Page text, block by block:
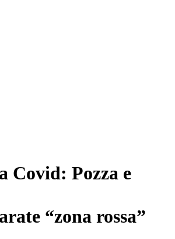
Covid: Pozza e
“zona rossa”